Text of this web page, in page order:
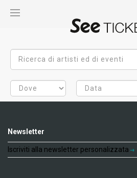
Newsletter
Iscriviti alla newsletter personalizzata